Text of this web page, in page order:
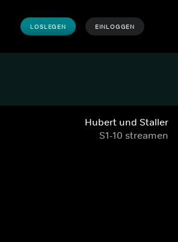
LOSLEGEN EINLOGGEN
Hubert und Staller
S1-10 streamen